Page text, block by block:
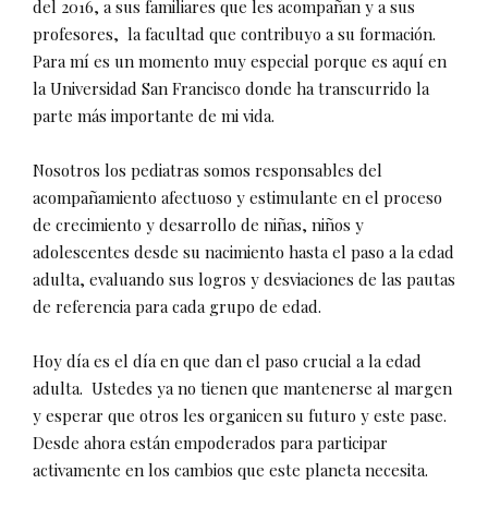
del 2016, a sus familiares que les acompañan y a sus
profesores, la facultad que contribuyo a su formación.
Para mí es un momento muy especial porque es aquí en
la Universidad San Francisco donde ha transcurrido la
parte más importante de mi vida.
Nosotros los pediatras somos responsables del
acompañamiento afectuoso y estimulante en el proceso
de crecimiento y desarrollo de niñas, niños y
adolescentes desde su nacimiento hasta el paso a la edad
adulta, evaluando sus logros y desviaciones de las pautas
de referencia para cada grupo de edad.
Hoy día es el día en que dan el paso crucial a la edad
adulta. Ustedes ya no tienen que mantenerse al margen
y esperar que otros les organicen su futuro y este pase.
Desde ahora están empoderados para participar
activamente en los cambios que este planeta necesita.